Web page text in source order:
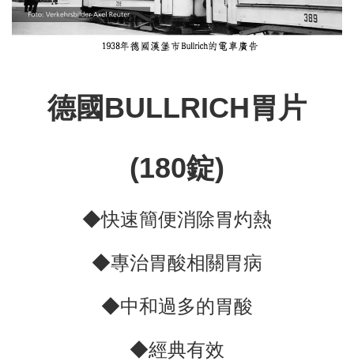
德國BULLRICH胃片
(180錠)
◆快速簡便消除胃灼熱
◆專治胃酸相關胃病
◆中和過多的胃酸
◆經典有效